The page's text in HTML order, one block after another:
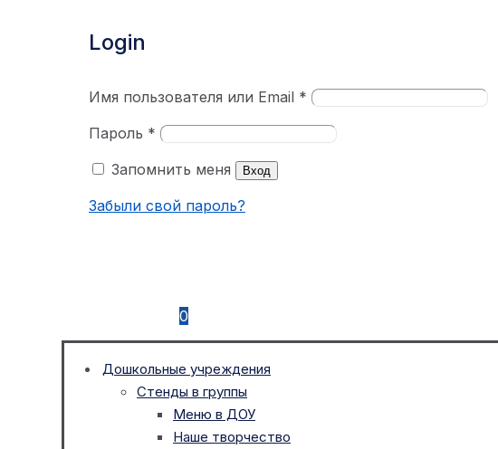
Login
Имя пользователя или Email *
Пароль *
Запомнить меня
Вход
Забыли свой пароль?
0
Дошкольные учреждения
Стенды в группы
Меню в ДОУ
Наше творчество